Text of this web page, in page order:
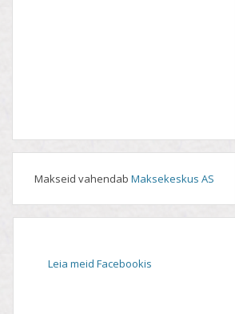
Makseid vahendab Maksekeskus AS
Leia meid Facebookis